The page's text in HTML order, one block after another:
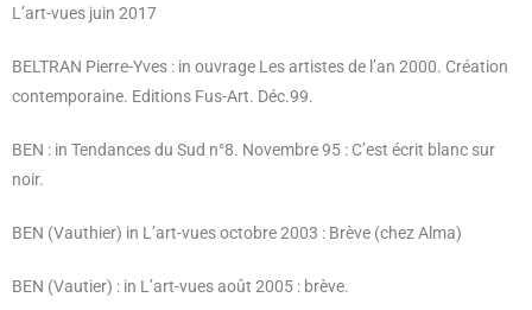
L’art-vues juin 2017
BELTRAN Pierre-Yves : in ouvrage Les artistes de l’an 2000. Création
contemporaine. Editions Fus-Art. Déc.99.
BEN : in Tendances du Sud n°8. Novembre 95 : C’est écrit blanc sur
noir.
BEN (Vauthier) in L’art-vues octobre 2003 : Brève (chez Alma)
BEN (Vautier) : in L’art-vues août 2005 : brève.